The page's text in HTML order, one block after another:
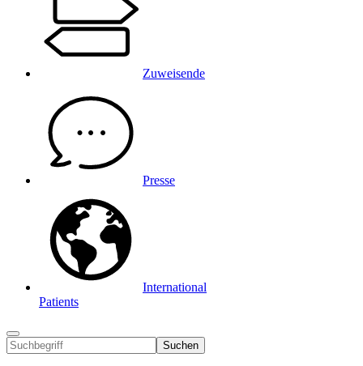
Zuweisende
Presse
International
Patients
Suchen